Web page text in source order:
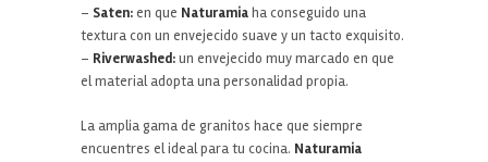
– Saten:en que Naturamia ha conseguido una
textura con un envejecido suave y un tacto exquisito.
– Riverwashed:un envejecido muy marcado en que
el material adopta una personalidad propia.
La amplia gama de granitos hace que siempre
encuentres el ideal para tu cocina. Naturamia